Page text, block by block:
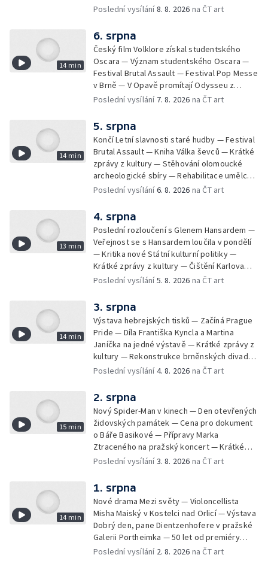
Koncert Marka Ztraceného na Letenské pláni
Poslední vysílání8. 8. 2026 na ČT art
14 min
6. srpna
Český film Volklore získal studentského
Oscara — Význam studentského Oscara —
Festival Brutal Assault — Festival Pop Messe
v Brně — V Opavě promítají Odysseu z
filmového pásu
Poslední vysílání 7. 8. 2026 na ČT art
14 min
5. srpna
Končí Letní slavnosti staré hudby — Festival
Brutal Assault — Kniha Válka ševců — Krátké
zprávy z kultury — Stěhování olomoucké
archeologické sbíry — Rehabilitace umělce
Milana Knížáka — Trailer na film Osamělý vlk
Poslední vysílání6. 8. 2026 na ČT art
13 min
4. srpna
Poslední rozloučení s Glenem Hansardem —
Veřejnost se s Hansardem loučila v pondělí
— Kritika nové Státní kulturní politiky —
Krátké zprávy z kultury — Čištění Karlova
mostu — Archeologický výzkum na
neslyšící
Poslední vysílání5. 8. 2026 na ČT art
14 min
3. srpna
Výstava hebrejských tisků — Začíná Prague
Pride — Díla Františka Kyncla a Martina
Janíčka na jedné výstavě — Krátké zprávy z
kultury — Rekonstrukce brněnských divadel
— Budoucnost Knihovny Václava Havla —
Kulturní tipy
Poslední vysílání4. 8. 2026 na ČT art
15 min
2. srpna
Nový Spider-Man v kinech — Den otevřených
židovských památek — Cena pro dokument
o Báře Basikové — Přípravy Marka
Ztraceného na pražský koncert — Krátké
zprávy z kultury — Nález historických
Poslední vysílání3. 8. 2026 na ČT art
14 min
1. srpna
Nové drama Mezi světy — Violoncellista
Misha Maiský v Kostelci nad Orlicí — Výstava
Dobrý den, pane Dientzenhofere v pražské
Galerii Portheimka — 50 let od premiéry
filmu Na samotě u lesa — Krátké zprávy z
Poslední vysílání 2. 8. 2026 na ČT art